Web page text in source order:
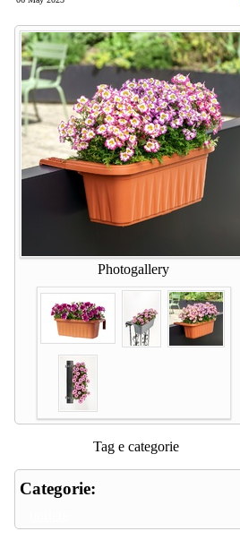
Photogallery
Tag e categorie
Categorie: